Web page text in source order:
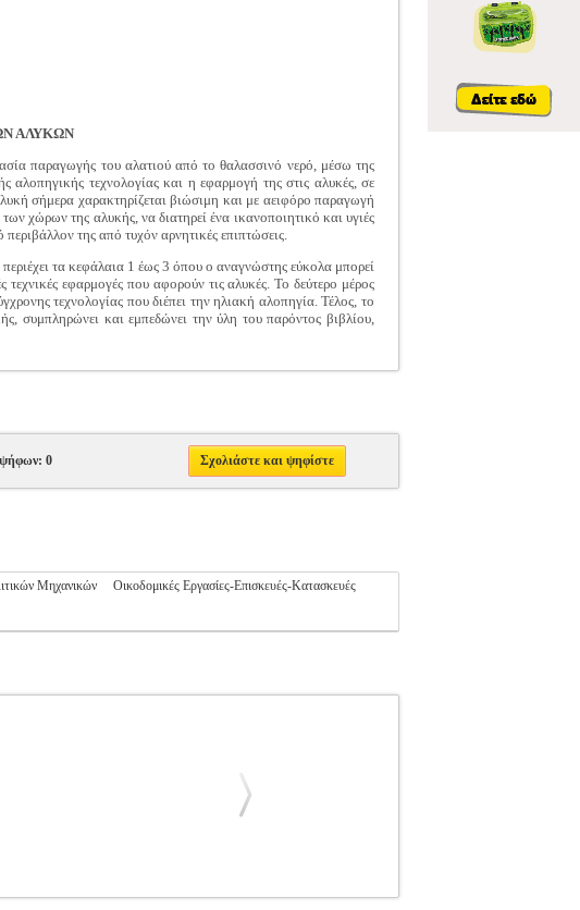
ΑΛΥΚΩΝ
παραγωγής του αλατιού από το θαλασσινό νερό, μέσω της
αλοπηγικής τεχνολογίας και η εφαρμογή της στις αλυκές, σε
σήμερα χαρακτηρίζεται βιώσιμη και με αειφόρο παραγωγή
χώρων της αλυκής, να διατηρεί ένα ικανοποιητικό και υγιές
της από τυχόν αρνητικές επιπτώσεις.
τα κεφάλαια 1 έως 3 όπου ο αναγνώστης εύκολα μπορεί
εφαρμογές που αφορούν τις αλυκές. Το δεύτερο μέρος
τεχνολογίας που διέπει την ηλιακή αλοπηγία. Τέλος, το
συμπληρώνει και εμπεδώνει την ύλη του παρόντος βιβλίου,
0 Σχολιάστε και ψηφίστε
Μηχανικών
Οικοδομικές Εργασίες-Επισκευές-Κατασκευές